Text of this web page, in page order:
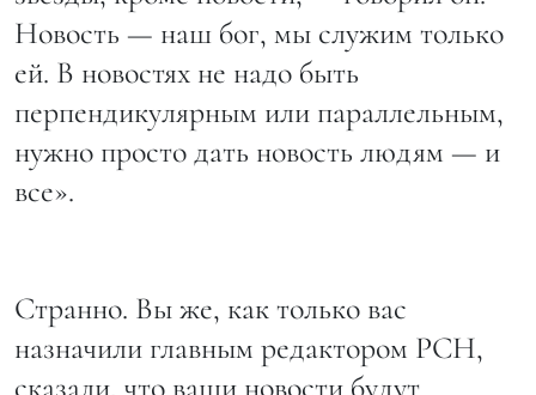
Новость — наш бог, мы служим только
ей. В новостях не надо быть
перпендикулярным или параллельным,
нужно просто дать новость людям — и
все».
Странно. Вы же, как только вас
назначили главным редактором РСН,
сказали, что ваши новости будут